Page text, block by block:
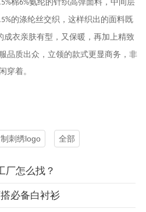
棉6%氨纶的针织高弹面料，中间层
的涤纶丝交织，这样织出的面料既
成衣亲肤有型，又保暖，再加上精致
品质出众，立领的款式更显商务，非
穿着。
刺绣logo 全部
厂怎么找？
必备白衬衫